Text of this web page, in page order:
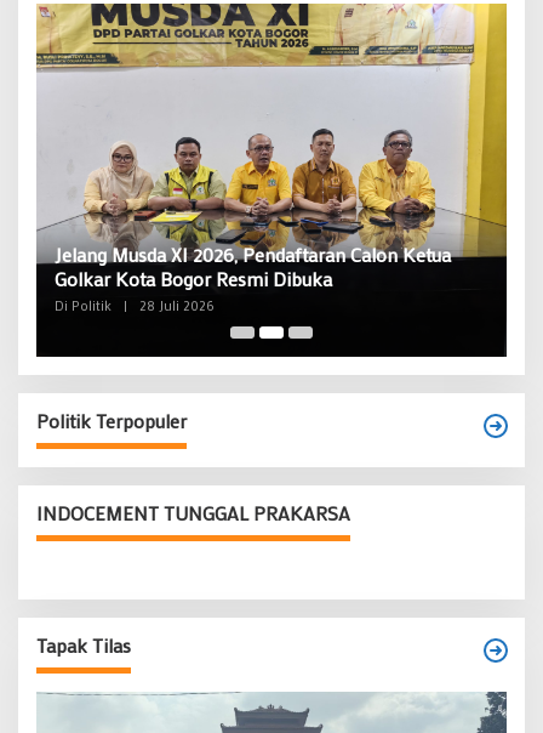
Jelang Musda XI 2026, Pendaftaran Calon Ketua
Golkar Kota Bogor Resmi Dibuka
Di Politik | 28 Juli 2026
Politik Terpopuler
INDOCEMENT TUNGGAL PRAKARSA
Tapak Tilas